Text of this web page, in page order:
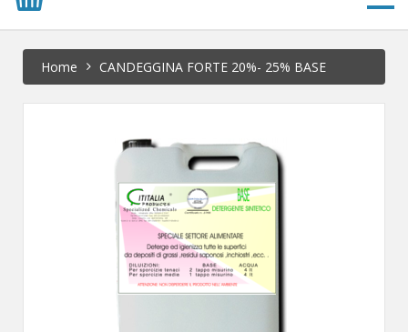
Home CANDEGGINA FORTE 20%- 25% BASE